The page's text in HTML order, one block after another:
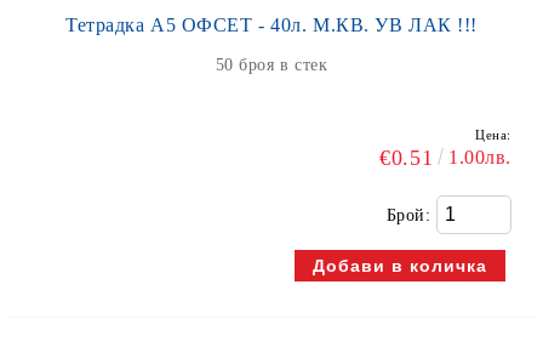
Тетрадка А5 ОФСЕТ - 40л. М.КВ. УВ ЛАК !!!
50 броя в стек
Цена:
€0.51 1.00лв.
Брой: